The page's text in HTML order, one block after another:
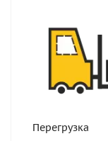
Перегрузка